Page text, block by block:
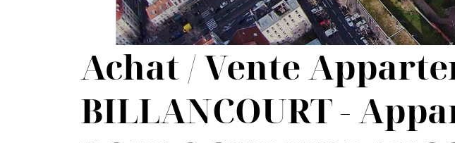
Achat / Vente
BILLANCOURT -